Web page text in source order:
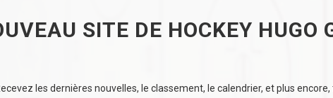
SITE DE HOCKEY HUGO
les dernières nouvelles, le classement, le calendrier, et plus encore,